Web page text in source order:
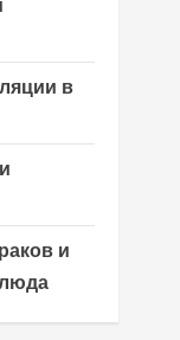
в
и